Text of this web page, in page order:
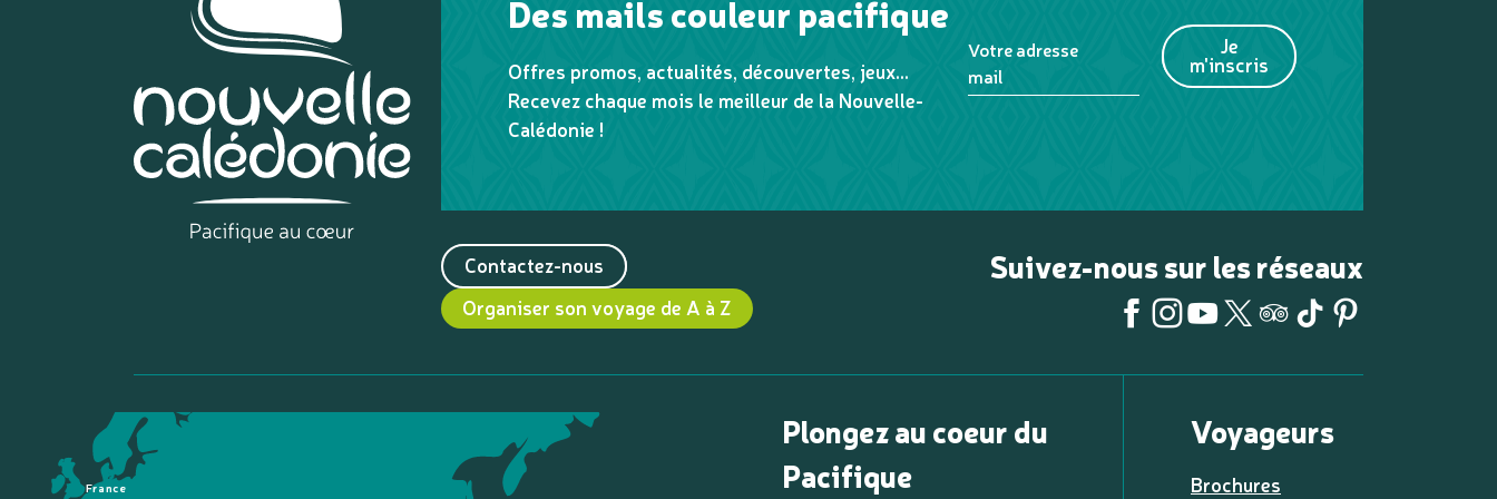
Des mails couleur pacifique
Offres promos, actualités, découvertes, jeux...
Recevez chaque mois le meilleur de la Nouvelle-
Calédonie !
Votre adresse
mail
Je
m'inscris
Contactez-nous
Organiser son voyage de A à Z
Suivez-nous sur les réseaux
France
Plongez au coeur du
Pacifique
Voyageurs
Brochures